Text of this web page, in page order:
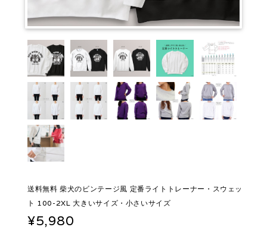
送料無料 柴犬のビンテージ風 定番ライトトレーナー・スウェッ
ト 100-2XL 大きいサイズ・小さいサイズ
¥5,980